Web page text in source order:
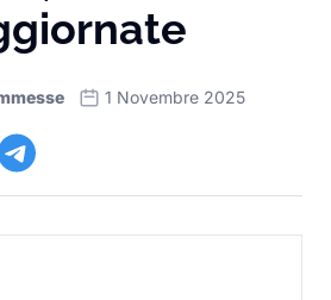
1 Novembre 2025